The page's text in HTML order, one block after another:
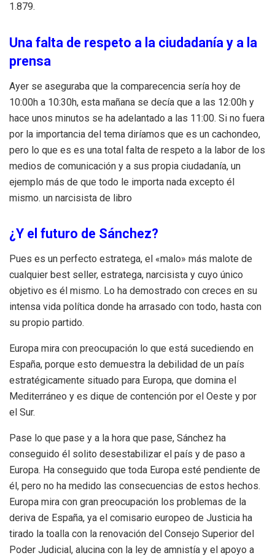
1.879.
Una falta de respeto a la ciudadanía y a la
prensa
Ayer se aseguraba que la comparecencia sería hoy de
10:00h a 10:30h, esta mañana se decía que a las 12:00h y
hace unos minutos se ha adelantado a las 11:00. Si no fuera
por la importancia del tema diríamos que es un cachondeo,
pero lo que es es una total falta de respeto a la labor de los
medios de comunicación y a sus propia ciudadanía, un
ejemplo más de que todo le importa nada excepto él
mismo. un narcisista de libro
¿Y el futuro de Sánchez?
Pues es un perfecto estratega, el «malo» más malote de
cualquier best seller, estratega, narcisista y cuyo único
objetivo es él mismo. Lo ha demostrado con creces en su
intensa vida política donde ha arrasado con todo, hasta con
su propio partido.
Europa mira con preocupación lo que está sucediendo en
España, porque esto demuestra la debilidad de un país
estratégicamente situado para Europa, que domina el
Mediterráneo y es dique de contención por el Oeste y por
el Sur.
Pase lo que pase y a la hora que pase, Sánchez ha
conseguido él solito desestabilizar el país y de paso a
Europa. Ha conseguido que toda Europa esté pendiente de
él, pero no ha medido las consecuencias de estos hechos.
Europa mira con gran preocupación los problemas de la
deriva de España, ya el comisario europeo de Justicia ha
tirado la toalla con la renovación del Consejo Superior del
Poder Judicial, alucina con la ley de amnistía y el apoyo a